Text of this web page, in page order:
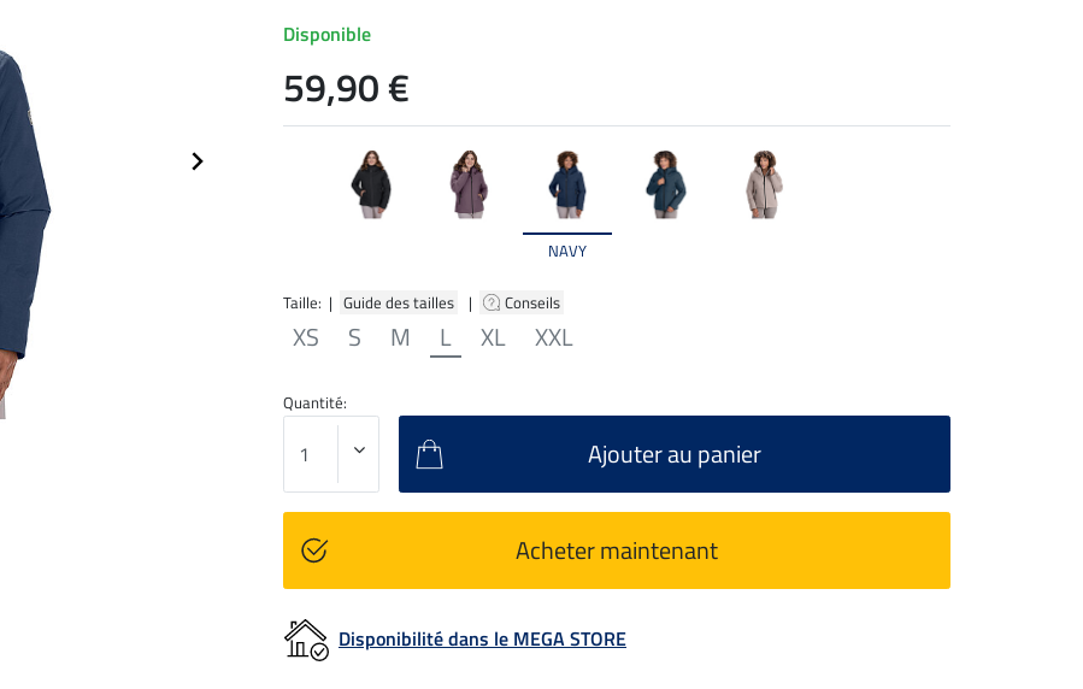
NAVY
Taille: | Guide des tailles | Conseils
XS S M L XL XXL
Disponible
59,90 €
Quantité:
Ajouter au panier
Acheter maintenant
Disponibilité dans le MEGA STORE